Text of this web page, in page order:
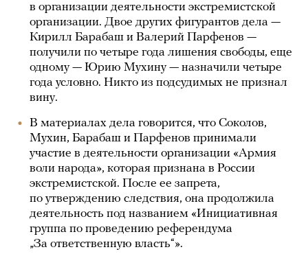
в организации деятельности экстремистской
организации. Двое других фигурантов дела —
Кирилл Барабаш и Валерий Парфенов —
получили по четыре года лишения свободы, еще
одному — Юрию Мухину — назначили четыре
года условно. Никто из подсудимых не признал
вину.
В материалах дела говорится, что Соколов,
Мухин, Барабаш и Парфенов принимали
участие в деятельности организации «Армия
воли народа», которая признана в России
экстремистской. После ее запрета,
по утверждению следствия, она продолжила
деятельность под названием «Инициативная
группа по проведению референдума
„За ответственную власть“».